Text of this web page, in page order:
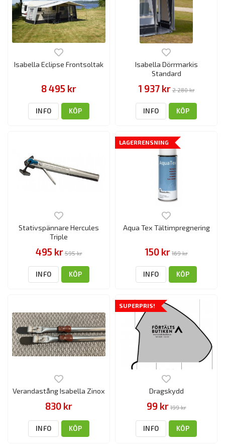
Isabella Eclipse Frontsoltak
8 495 kr
INFO KÖP
Isabella Dörrmarkis
Standard
1 937 kr 2 280 kr
INFO KÖP
Stativspännare Hercules
Triple
495 kr 595 kr
INFO KÖP
LAGERRENSNING
Aqua Tex Tältimpregnering
150 kr 169 kr
INFO KÖP
Verandastång Isabella Zinox
830 kr
INFO KÖP
SUPERPRIS!
Dragskydd
99 kr 199 kr
INFO KÖP